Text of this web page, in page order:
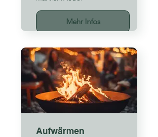
Mehr Infos
Aufwärmen